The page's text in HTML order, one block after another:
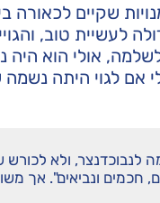
שקיים לכאורה
לעשיית טוב,
אולי הוא היה
אם לגוי היתה נשמה
לנבוכדנצר, ולא
חכמים ונביאים". אך